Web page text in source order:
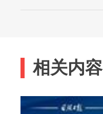
相关内容